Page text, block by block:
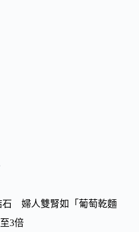
石 婦人雙腎如「葡萄乾麵
3倍